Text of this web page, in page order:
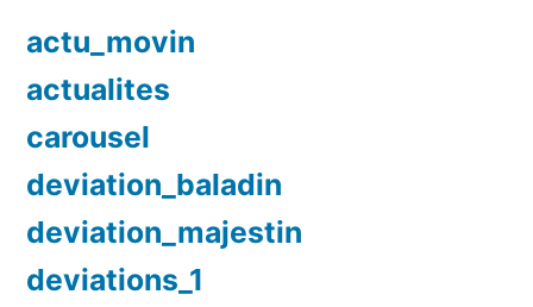
actu_movin
actualites
carousel
deviation_baladin
deviation_majestin
deviations_1